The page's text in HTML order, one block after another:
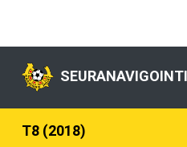
SEURANAVIGOINTI
T8 (2018)